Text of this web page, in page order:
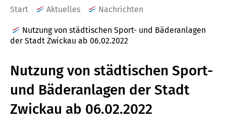
Start Aktuelles Nachrichten
Nutzung von städtischen Sport- und Bäderanlagen
der Stadt Zwickau ab 06.02.2022
Nutzung von städtischen Sport-
und Bäderanlagen der Stadt
Zwickau ab 06.02.2022